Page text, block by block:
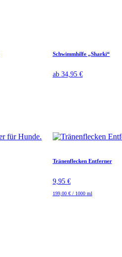
Schwimmhilfe „Sharki“
ab 34,95 €
Tränenflecken Entferner
9,95 €
199,00 €/ 1000 ml